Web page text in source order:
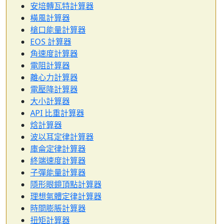
安培轉瓦特計算器
橫風計算器
槍口能量計算器
EOS 計算器
角速度計算器
電阻計算器
離心力計算器
電壓降計算器
大小計算器
API 比重計算器
焓計算器
波以耳定律計算器
庫侖定律計算器
終端速度計算器
子彈能量計算器
隱形眼鏡頂點計算器
理想氣體定律計算器
時間膨脹計算器
扭矩計算器